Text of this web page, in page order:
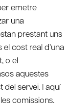
emetre
una
prestant uns
cost real d’una
o el
aquestes
servei. I aquí
comissions.